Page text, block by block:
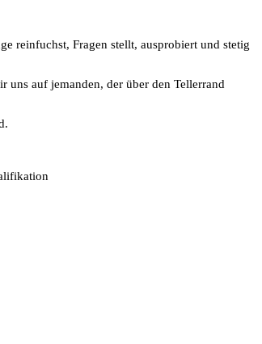
reinfuchst, Fragen stellt, ausprobiert und stetig
uns auf jemanden, der über den Tellerrand